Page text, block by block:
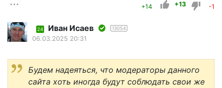
+14 +13 -1
24 Иван Исаев 13054
06.03.2025 20:31
Будем надеяться, что модераторы данного
сайта хоть иногда будут соблюдать свои же